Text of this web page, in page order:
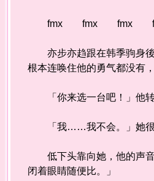
fmx fmx fmx
亦步亦趋跟在韩季驹身後
根本连唤住他的勇气都没有
「你来选一台吧！」他转
「我……我不会。」她很自
低下头靠向她，他的声音
闭着眼睛随便比。」